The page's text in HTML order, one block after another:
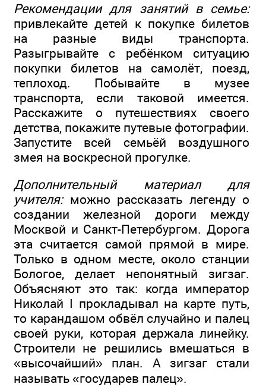
Рекомендации для занятий в семье:
привлекайте детей к покупке билетов
на разные виды транспорта.
Разыгрывайте с ребёнком ситуацию
покупки билетов на самолёт, поезд,
теплоход. Побывайте в музее
транспорта, если таковой имеется.
Расскажите о путешествиях своего
детства, покажите путевые фотографии.
Запустите всей семьёй воздушного
змея на воскресной прогулке.
Дополнительный материал для
учителя:можно рассказать легенду о
создании железной дороги между
Москвой и Санкт-Петербургом. Дорога
эта считается самой прямой в мире.
Только в одном месте, около станции
Бологое, делает непонятный зигзаг.
Объясняют это так: когда император
Николай I прокладывал на карте путь,
то карандашом обвёл случайно и палец
своей руки, которая держала линейку.
Строители не решились вмешаться в
«высочайший» план. А зигзаг стали
называть «государев палец».